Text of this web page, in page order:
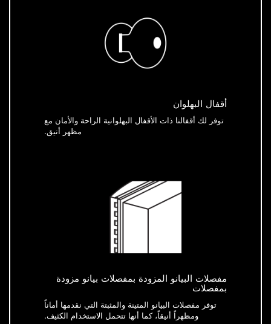
أقفال البهلوان
توفر لك أقفالنا ذات الأقفال البهلوانية الراحة والأمان مع
مظهر أنيق.
مفصلات البيانو المزودة بمفصلات بيانو مزودة
بمفصلات
توفر مفصلات البيانو المتينة والمثبتة التي نقدمها أماناً
ومظهراً أنيقاً، كما أنها تتحمل الاستخدام الكثيف.